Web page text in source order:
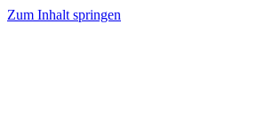
Zum Inhalt springen